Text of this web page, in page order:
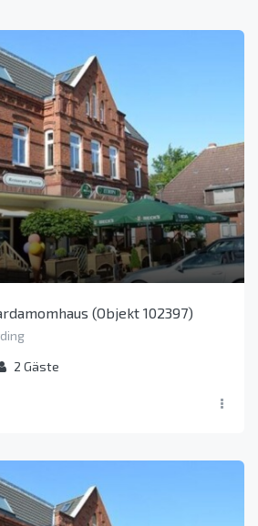
(Objekt 102397)
2 Gäste